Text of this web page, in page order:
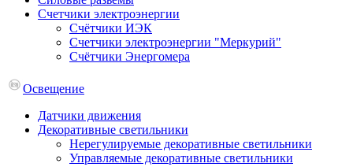
Счетчики электроэнергии
Счётчики ИЭК
Счетчики электроэнергии "Меркурий"
Счётчики Энергомера
Освещение
Датчики движения
Декоративные светильники
Нерегулируемые декоративные светильники
Управляемые декоративные светильники